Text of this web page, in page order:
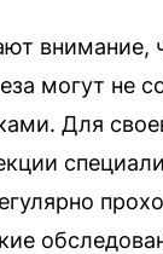
внимание,
могут не
Для